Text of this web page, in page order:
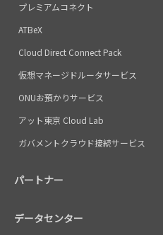
プレミアムコネクト
ATBeX
Cloud Direct Connect Pack
仮想マネージドルータサービス
ONUお預かりサービス
アット東京 Cloud Lab
ガバメントクラウド接続サービス
パートナー
データセンター